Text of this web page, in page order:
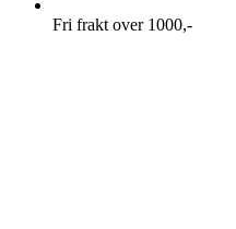
Fri frakt over 1000,-